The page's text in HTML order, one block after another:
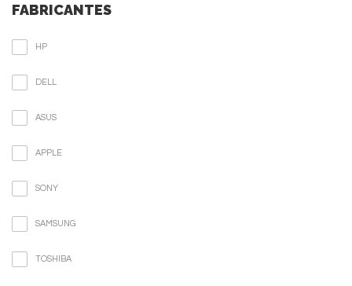
FABRICANTES
HP
DELL
ASUS
APPLE
SONY
SAMSUNG
TOSHIBA